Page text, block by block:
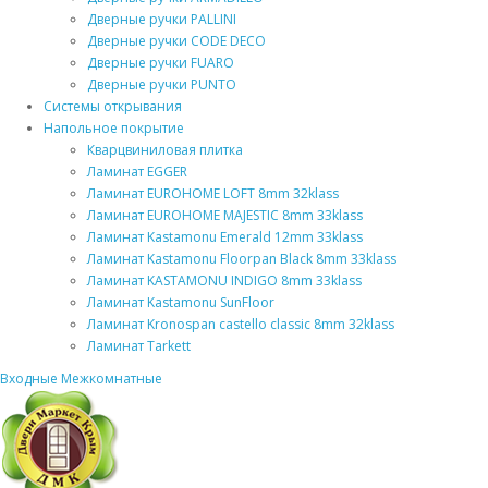
Дверные ручки PALLINI
Дверные ручки CODE DECO
Дверные ручки FUARO
Дверные ручки PUNTO
Системы открывания
Напольное покрытие
Кварцвиниловая плитка
Ламинат EGGER
Ламинат EUROHOME LOFT 8mm 32klass
Ламинат EUROHOME MAJESTIC 8mm 33klass
Ламинат Kastamonu Emerald 12mm 33klass
Ламинат Kastamonu Floorpan Black 8mm 33klass
Ламинат KASTAMONU INDIGO 8mm 33klass
Ламинат Kastamonu SunFloor
Ламинат Kronospan castello classic 8mm 32klass
Ламинат Tarkett
Входные Межкомнатные